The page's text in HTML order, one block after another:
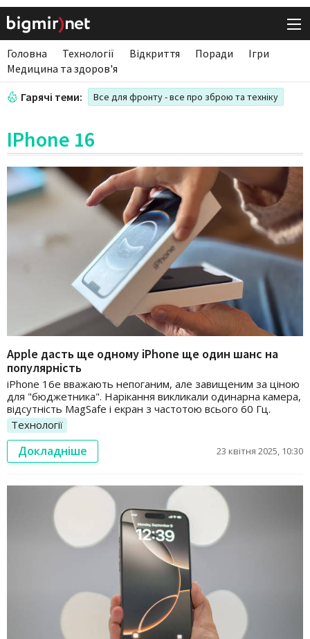
Головна Технології Відкриття Поради
Ігри
Медицина та здоров'я
Гарячі теми: Все для фронту - все про зброю та техніку
IPhone 16
Apple дасть ще одному iPhone ще один шанс на
популярність
iPhone 16e вважають непоганим, але завищеним за ціною
для "бюджетника". Нарікання викликали одинарна камера,
відсутність MagSafe і екран з частотою всього 60 Гц.
Технології
Докладніше 23 квітня 2025, 10:30